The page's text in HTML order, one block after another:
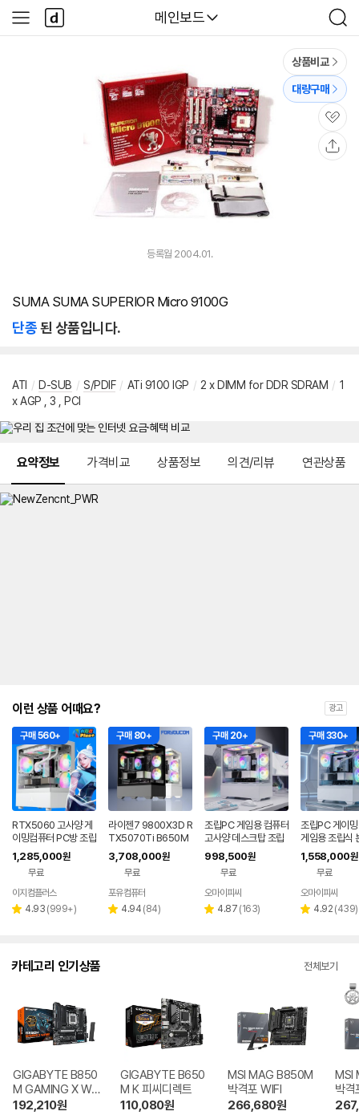
다나와
메인보드
검
색
사
이
다
나
와
상품비교
대량구매
관
심
등록월 2004.01.
SUMA SUMA SUPERIOR Micro 9100G
단종된 상품입니다.
ATI / D-SUB / S/PDIF / ATi 9100 IGP / 2 x DIMM for DDR SDRAM / 1
x AGP , 3 , PCI
요약정보 가격비교 상품정보 의견/리뷰 연관상품
이런 상품 어때요? 광고
구매 560+
RTX5060 고사양 게
이밍컴퓨터 PC방 조립
PC 배그 롤 발로란트
게임용 본체 EZ01
1,285,000원
무료
이지컴플러스
별 4.93 리
(999+)
구매 80+
라이젠7 9800X3D R
TX5070Ti B650M
WIFI 게이밍컴퓨터 고
사양 조립PC
3,708,000원
무료
포유컴퓨터
별 4.94 리
(84)
구매 20+
조립PC 게임용 컴퓨터
고사양 데스크탑 조립
식 본체 피씨 조립컴 롤
견적 NX1
998,500원
무료
오마이피씨
별 4.87 리
(163)
구매 330+
조립PC 게이
게임용 조립식
TX5060 TI 고
아이온2 UL2
1,558,000원
무료
오마이피씨
별 4.92 리
(439)
카테고리 인기상품 전체보기
GIGABYTE B850
M GAMING X WIF
I6E 제이씨현
192,210원
GIGABYTE B650
M K 피씨디렉트
110,080원
MSI MAG B850M
박격포 WIFI
266,680원
MSI
박격